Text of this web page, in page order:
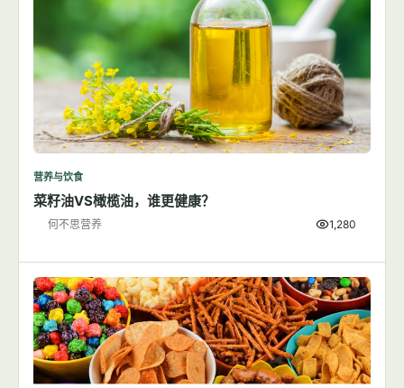
营养与饮食
菜籽油VS橄榄油，谁更健康？
何不思营养 1,280